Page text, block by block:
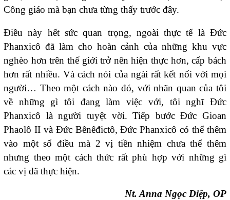
Công giáo mà bạn chưa từng thấy trước đây.
Điều này hết sức quan trọng, ngoài thực tế là Đức
Phanxicô đã làm cho hoàn cảnh của những khu vực
nghèo hơn trên thế giới trở nên hiện thực hơn, cấp bách
hơn rất nhiều. Và cách nói của ngài rất kết nối với mọi
người… Theo một cách nào đó, với nhãn quan của tôi
về những gì tôi đang làm việc với, tôi nghĩ Đức
Phanxicô là người tuyệt vời. Tiếp bước Đức Gioan
Phaolô II và Đức Bênêđictô, Đức Phanxicô có thể thêm
vào một số điều mà 2 vị tiền nhiệm chưa thể thêm
nhưng theo một cách thức rất phù hợp với những gì
các vị đã thực hiện.
Nt. Anna Ngọc Diệp, OP